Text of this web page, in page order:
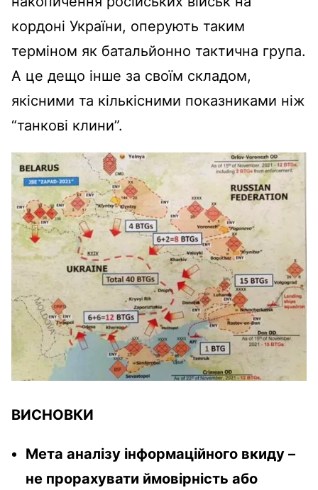
кордоні України, оперують таким
терміном як батальйонно тактична група.
А це дещо інше за своїм складом,
якісними та кількісними показниками ніж
“танкові клини”.
ВИСНОВКИ
Мета аналізу інформаційного вкиду –
не прорахувати ймовірність або